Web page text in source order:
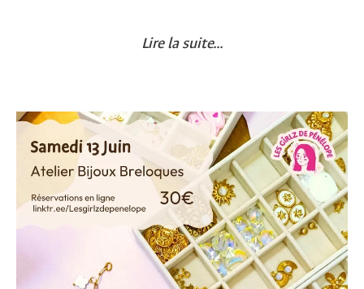
Lire la suite...